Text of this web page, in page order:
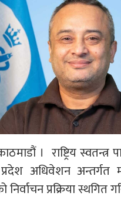
। राष्ट्रिय स्वतन्त्र
अधिवेशन अन्तर्गत
प्रक्रिया स्थगित